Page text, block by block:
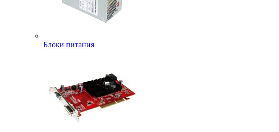
Блоки питания